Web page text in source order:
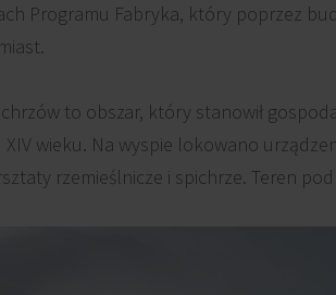
Programu Fabryka, który poprzez
to obszar, który stanowił
wieku. Na wyspie lokowano
rzemieślnicze i spichrze. Teren